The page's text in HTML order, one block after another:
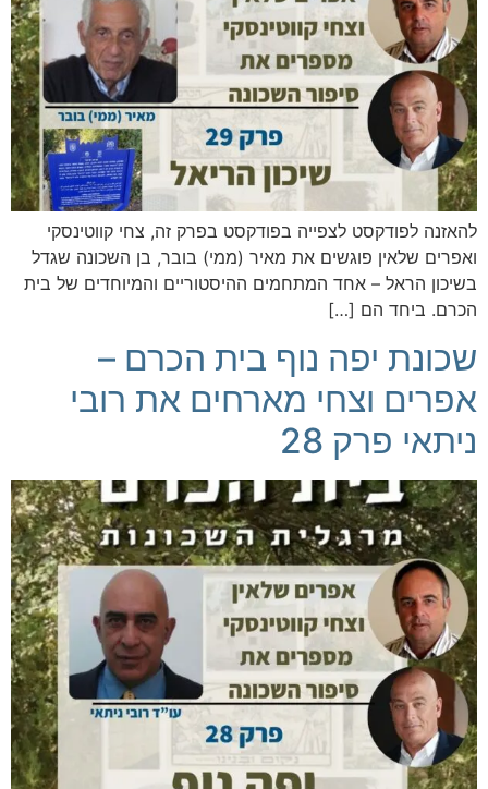
להאזנה לפודקסט לצפייה בפודקסט בפרק זה, צחי קווטינסקי
ואפרים שלאין פוגשים את מאיר (ממי) בובר, בן השכונה שגדל
בשיכון הראל – אחד המתחמים ההיסטוריים והמיוחדים של בית
הכרם. ביחד הם […]
שכונת יפה נוף בית הכרם –
אפרים וצחי מארחים את רובי
ניתאי פרק 28